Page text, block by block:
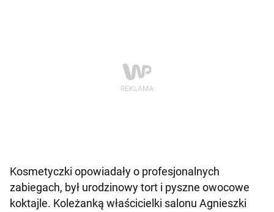
Kosmetyczki opowiadały o profesjonalnych
zabiegach, był urodzinowy tort i pyszne owocowe
koktajle. Koleżanką właścicielki salonu Agnieszki